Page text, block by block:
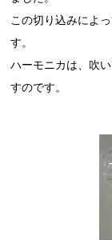
この切り込みによ
す。
ハーモニカは、吹
すのです。